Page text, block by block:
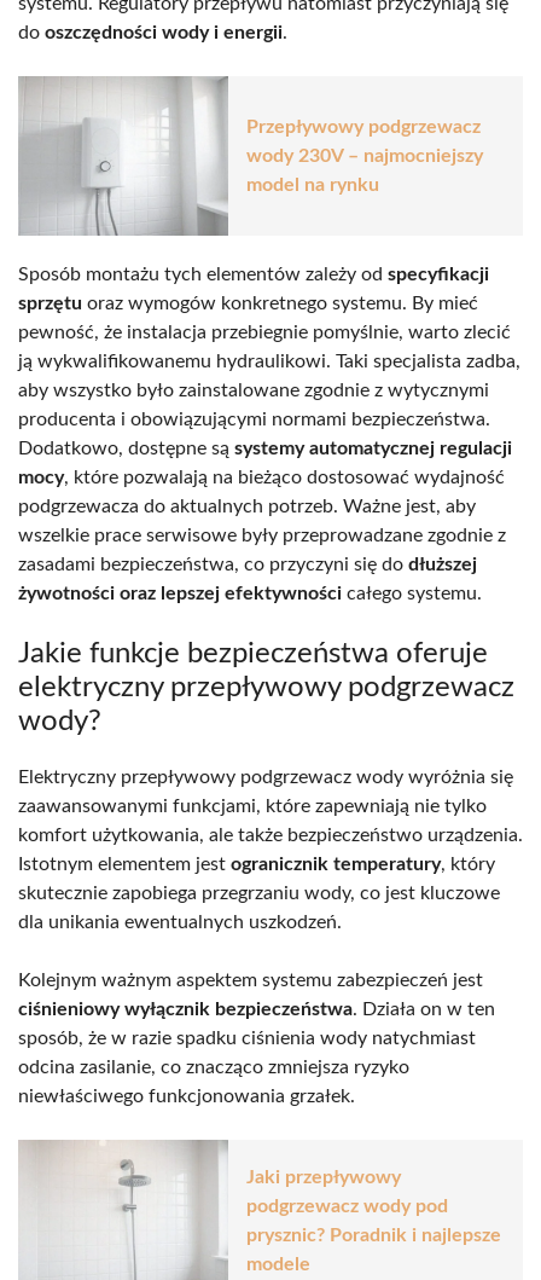
do oszczędności wody i energii.
Przepływowy podgrzewacz
wody 230V – najmocniejszy
model na rynku
Sposób montażu tych elementów zależy od specyfikacji
sprzętu oraz wymogów konkretnego systemu. By mieć
pewność, że instalacja przebiegnie pomyślnie, warto zlecić
ją wykwalifikowanemu hydraulikowi. Taki specjalista zadba,
aby wszystko było zainstalowane zgodnie z wytycznymi
producenta i obowiązującymi normami bezpieczeństwa.
Dodatkowo, dostępne są systemy automatycznej regulacji
mocy, które pozwalają na bieżąco dostosować wydajność
podgrzewacza do aktualnych potrzeb. Ważne jest, aby
wszelkie prace serwisowe były przeprowadzane zgodnie z
zasadami bezpieczeństwa, co przyczyni się do dłuższej
żywotności oraz lepszej efektywności całego systemu.
Jakie funkcje bezpieczeństwa oferuje
elektryczny przepływowy podgrzewacz
wody?
Elektryczny przepływowy podgrzewacz wody wyróżnia się
zaawansowanymi funkcjami, które zapewniają nie tylko
komfort użytkowania, ale także bezpieczeństwo urządzenia.
Istotnym elementem jest ogranicznik temperatury, który
skutecznie zapobiega przegrzaniu wody, co jest kluczowe
dla unikania ewentualnych uszkodzeń.
Kolejnym ważnym aspektem systemu zabezpieczeń jest
ciśnieniowy wyłącznik bezpieczeństwa. Działa on w ten
sposób, że w razie spadku ciśnienia wody natychmiast
odcina zasilanie, co znacząco zmniejsza ryzyko
niewłaściwego funkcjonowania grzałek.
Jaki przepływowy
podgrzewacz wody pod
prysznic? Poradnik i najlepsze
modele